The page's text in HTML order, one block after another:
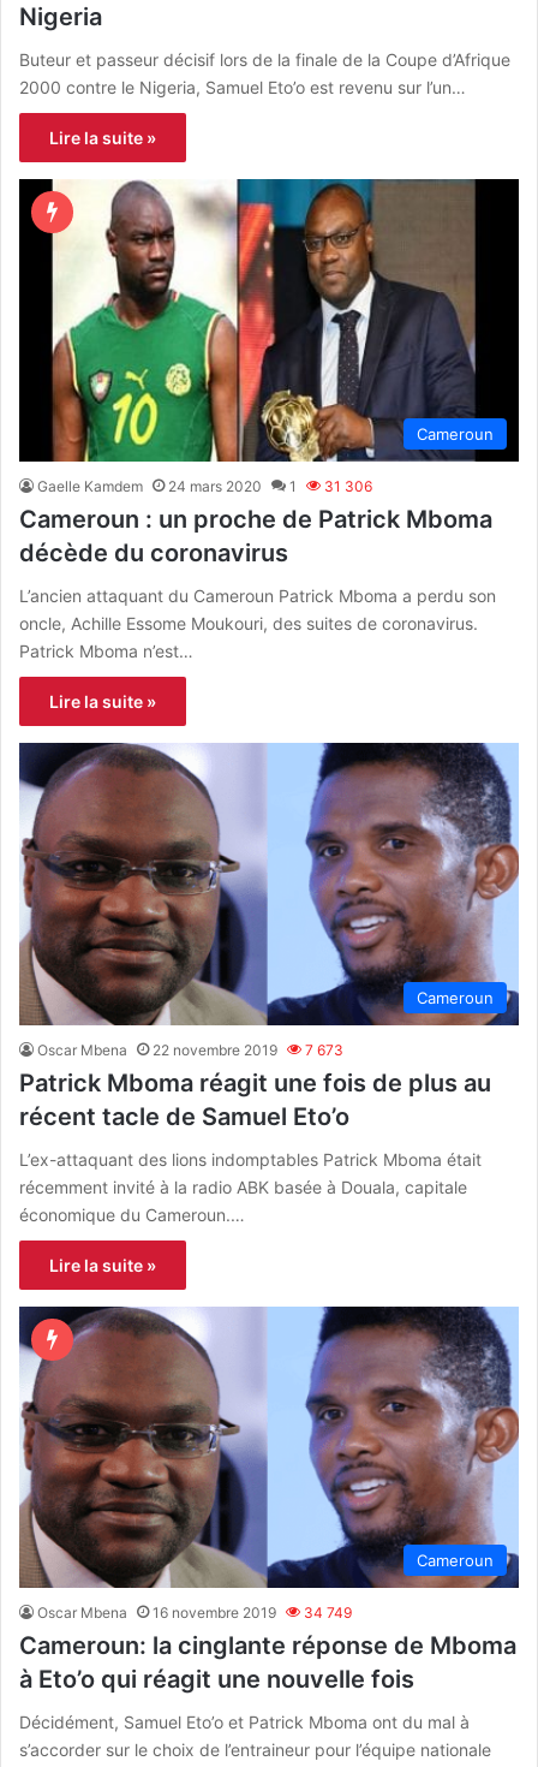
Nigeria
Buteur et passeur décisif lors de la finale de la Coupe d’Afrique
2000 contre le Nigeria, Samuel Eto’o est revenu sur l’un…
Lire la suite »
Cameroun
Gaelle Kamdem 24 mars 2020 1 31 306
Cameroun : un proche de Patrick Mboma
décède du coronavirus
L’ancien attaquant du Cameroun Patrick Mboma a perdu son
oncle, Achille Essome Moukouri, des suites de coronavirus.
Patrick Mboma n’est…
Lire la suite »
Cameroun
Oscar Mbena 22 novembre 2019 7 673
Patrick Mboma réagit une fois de plus au
récent tacle de Samuel Eto’o
L’ex-attaquant des lions indomptables Patrick Mboma était
récemment invité à la radio ABK basée à Douala, capitale
économique du Cameroun.…
Lire la suite »
Cameroun
Oscar Mbena 16 novembre 2019 34 749
Cameroun: la cinglante réponse de Mboma
à Eto’o qui réagit une nouvelle fois
Décidément, Samuel Eto’o et Patrick Mboma ont du mal à
s’accorder sur le choix de l’entraineur pour l’équipe nationale